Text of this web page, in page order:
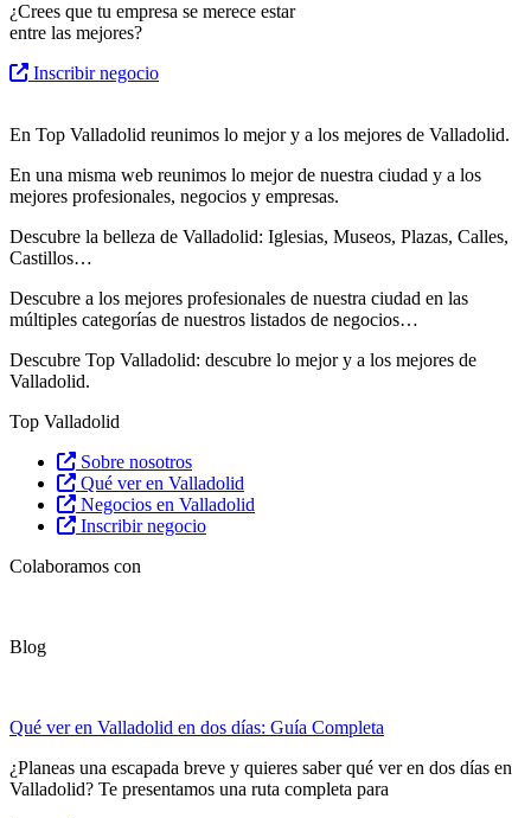
¿Crees que tu empresa se merece estar
entre las mejores?
Inscribir negocio
En Top Valladolid reunimos lo mejor y a los mejores de Valladolid.
En una misma web reunimos lo mejor de nuestra ciudad y a los
mejores profesionales, negocios y empresas.
Descubre la belleza de Valladolid: Iglesias, Museos, Plazas, Calles,
Castillos…
Descubre a los mejores profesionales de nuestra ciudad en las
múltiples categorías de nuestros listados de negocios…
Descubre Top Valladolid: descubre lo mejor y a los mejores de
Valladolid.
Top Valladolid
Sobre nosotros
Qué ver en Valladolid
Negocios en Valladolid
Inscribir negocio
Colaboramos con
Blog
Qué ver en Valladolid en dos días: Guía Completa
¿Planeas una escapada breve y quieres saber qué ver en dos días en
Valladolid? Te presentamos una ruta completa para